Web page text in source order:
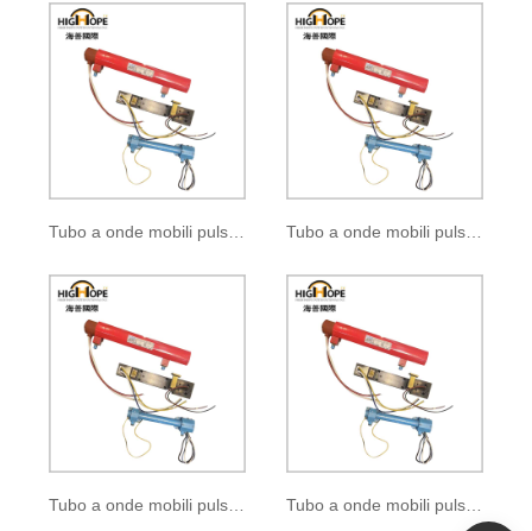
Tubo a onde mobili pulsate BM-1031
Tubo a onde mobili pulsate BM-1921